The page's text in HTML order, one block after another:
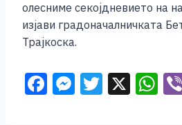
олесниме секојдневието на
изјави градоначалничката
Трајкоска.
F M T X W